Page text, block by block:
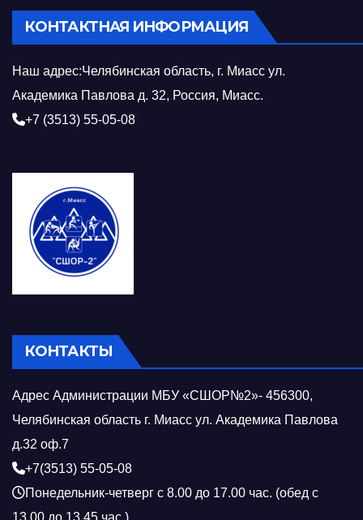
КОНТАКТНАЯ ИНФОРМАЦИЯ
Наш адрес:Челябинская область, г. Миасс ул.
Академика Павлова д. 32, Россия, Миасс.
+7 (3513) 55-05-08
КОНТАКТЫ
Адрес Администрации МБУ «СШОР№2»- 456300,
Челябинская область г. Миасс ул. Академика Павлова
д.32 оф.7
+7(3513) 55-05-08
Понедельник-четверг с 8.00 до 17.00 час. (обед с
13.00 до 13.45 час.)